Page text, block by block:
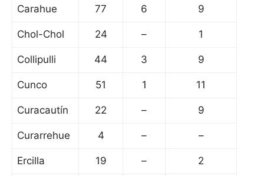
Carahue 77 6 9
Chol-Chol 24 – 1
Collipulli 44 3 9
Cunco 51 1 11
Curacautín 22 – 9
Curarrehue 4 – –
Ercilla 19 – 2